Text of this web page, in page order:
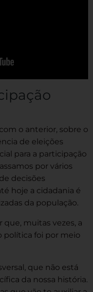
o anterior, sobre o
de eleições
para a participação
por vários
decisões
hoje a cidadania é
da população.
muitas vezes, a
política foi por meio
que não está
da nossa história.